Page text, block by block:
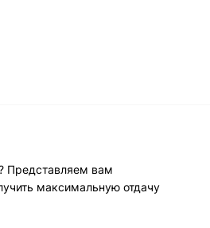
Представляем вам
максимальную отдачу